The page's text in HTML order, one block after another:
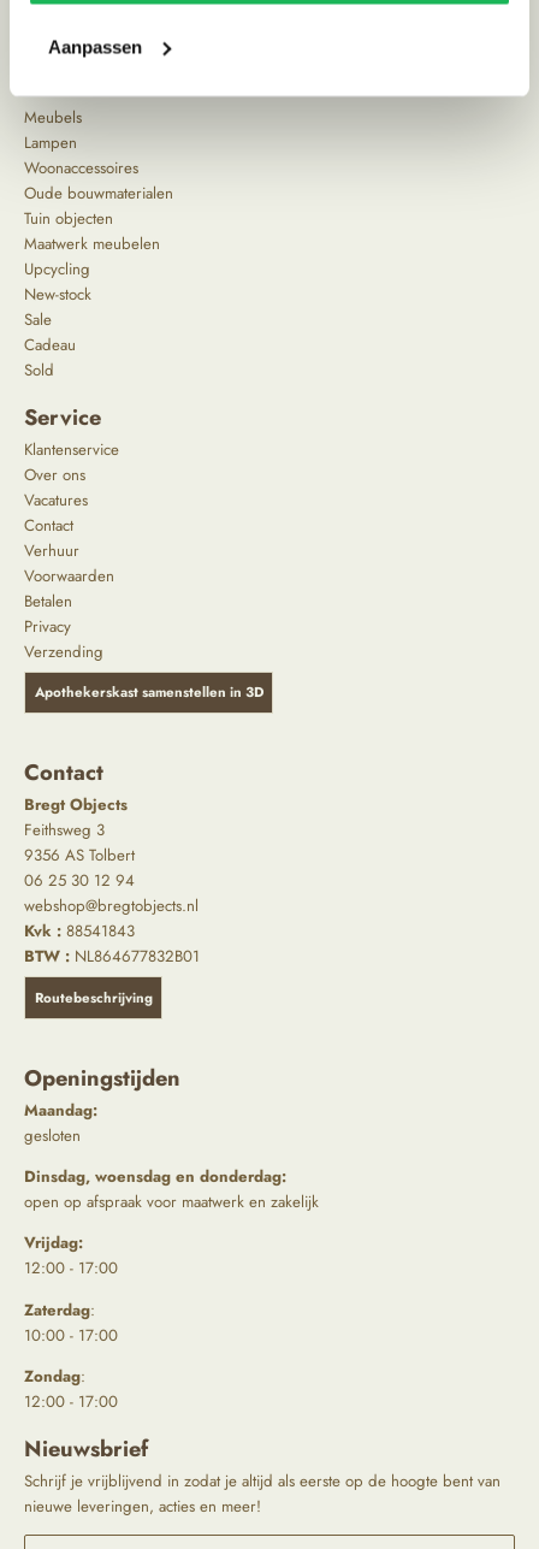
Aanpassen
Meubels
Lampen
Woonaccessoires
Oude bouwmaterialen
Tuin objecten
Maatwerk meubelen
Upcycling
New-stock
Sale
Cadeau
Sold
Service
Klantenservice
Over ons
Vacatures
Contact
Verhuur
Voorwaarden
Betalen
Privacy
Verzending
Apothekerskast samenstellen in 3D
Contact
Bregt Objects
Feithsweg 3
9356 AS Tolbert
06 25 30 12 94
webshop@bregtobjects.nl
Kvk : 88541843
BTW : NL864677832B01
Routebeschrijving
Openingstijden
Maandag:
gesloten
Dinsdag, woensdag en donderdag:
open op afspraak voor maatwerk en zakelijk
Vrijdag:
12:00 - 17:00
Zaterdag:
10:00 - 17:00
Zondag:
12:00 - 17:00
Nieuwsbrief
Schrijf je vrijblijvend in zodat je altijd als eerste op de hoogte bent van
nieuwe leveringen, acties en meer!